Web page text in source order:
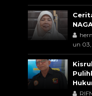
un